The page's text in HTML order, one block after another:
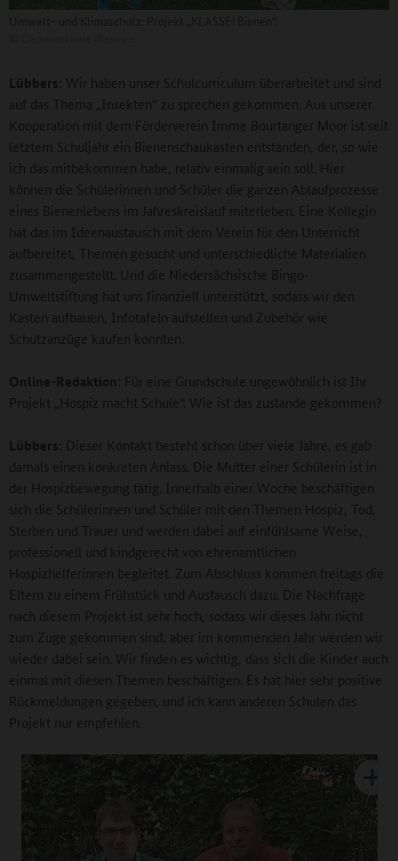
Lübbers: Wir haben unser Schulcurriculum überarbeitet und sind
auf das Thema „Insekten“ zu sprechen gekommen. Aus unserer
Kooperation mit dem Förderverein Imme Bourtanger Moor ist seit
letztem Schuljahr ein Bienenschaukasten entstanden, der, so wie
ich das mitbekommen habe, relativ einmalig sein soll. Hier
können die Schülerinnen und Schüler die ganzen Ablaufprozesse
eines Bienenlebens im Jahreskreislauf miterleben. Eine Kollegin
hat das im Ideenaustausch mit dem Verein für den Unterricht
aufbereitet, Themen gesucht und unterschiedliche Materialien
zusammengestellt. Und die Niedersächsische Bingo-
Umweltstiftung hat uns finanziell unterstützt, sodass wir den
Kasten aufbauen, Infotafeln aufstellen und Zubehör wie
Schutzanzüge kaufen konnten.
Online-Redaktion: Für eine Grundschule ungewöhnlich ist Ihr
Projekt „Hospiz macht Schule“. Wie ist das zustande gekommen?
Lübbers: Dieser Kontakt besteht schon über viele Jahre, es gab
damals einen konkreten Anlass. Die Mutter einer Schülerin ist in
der Hospizbewegung tätig. Innerhalb einer Woche beschäftigen
sich die Schülerinnen und Schüler mit den Themen Hospiz, Tod,
Sterben und Trauer und werden dabei auf einfühlsame Weise,
professionell und kindgerecht von ehrenamtlichen
Hospizhelferinnen begleitet. Zum Abschluss kommen freitags die
Eltern zu einem Frühstück und Austausch dazu. Die Nachfrage
nach diesem Projekt ist sehr hoch, sodass wir dieses Jahr nicht
zum Zuge gekommen sind, aber im kommenden Jahr werden wir
wieder dabei sein. Wir finden es wichtig, dass sich die Kinder auch
einmal mit diesen Themen beschäftigen. Es hat hier sehr positive
Rückmeldungen gegeben, und ich kann anderen Schulen das
Projekt nur empfehlen.